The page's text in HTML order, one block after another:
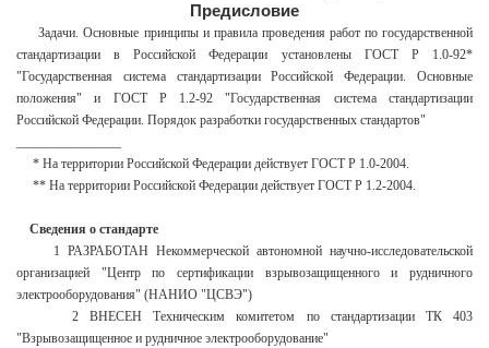
Предисловие
Задачи. Основные принципы и правила проведения работ по государственной
стандартизации в Российской Федерации установлены ГОСТ Р 1.0-92*
"Государственная система стандартизации Российской Федерации. Основные
положения" и ГОСТ Р 1.2-92 "Государственная система стандартизации
Российской Федерации. Порядок разработки государственных стандартов"
* На территории Российской Федерации действует ГОСТ Р 1.0-2004.
** На территории Российской Федерации действует ГОСТ Р 1.2-2004.
Сведения о стандарте
1 РАЗРАБОТАН Некоммерческой автономной научно-исследовательской
организацией "Центр по сертификации взрывозащищенного и рудничного
электрооборудования" (НАНИО "ЦСВЭ")
2 ВНЕСЕН Техническим комитетом по стандартизации ТК 403
"Взрывозащищенное и рудничное электрооборудование"